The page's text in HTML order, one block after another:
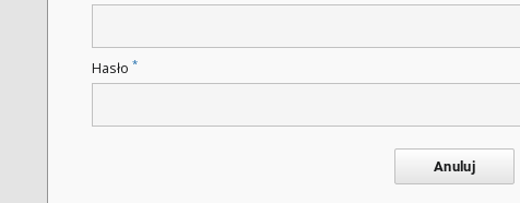
Hasło *
Anuluj